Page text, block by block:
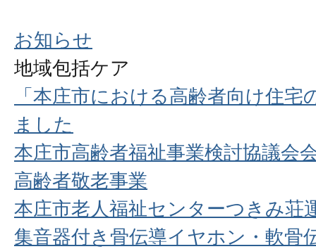
お知らせ
地域包括ケア
「本庄市における高齢者向け住
ました
本庄市高齢者福祉事業検討協議会
高齢者敬老事業
本庄市老人福祉センターつきみ荘
集音器付き骨伝導イヤホン・軟骨